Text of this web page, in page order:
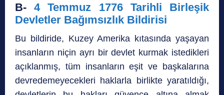
B-4 Temmuz 1776 Tarihli Birleşik
Devletler Bağımsızlık Bildirisi
Bu bildiride, Kuzey Amerika kıtasında yaşayan
insanların niçin ayrı bir devlet kurmak istedikleri
açıklanmış, tüm insanların eşit ve başkalarına
devredemeyecekleri haklarla birlikte yaratıldığı,